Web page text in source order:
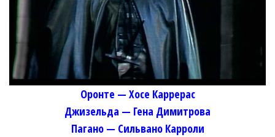
Оронте — Хосе Каррерас
Джизельда — Гена Димитрова
Пагано — Сильвано Карроли